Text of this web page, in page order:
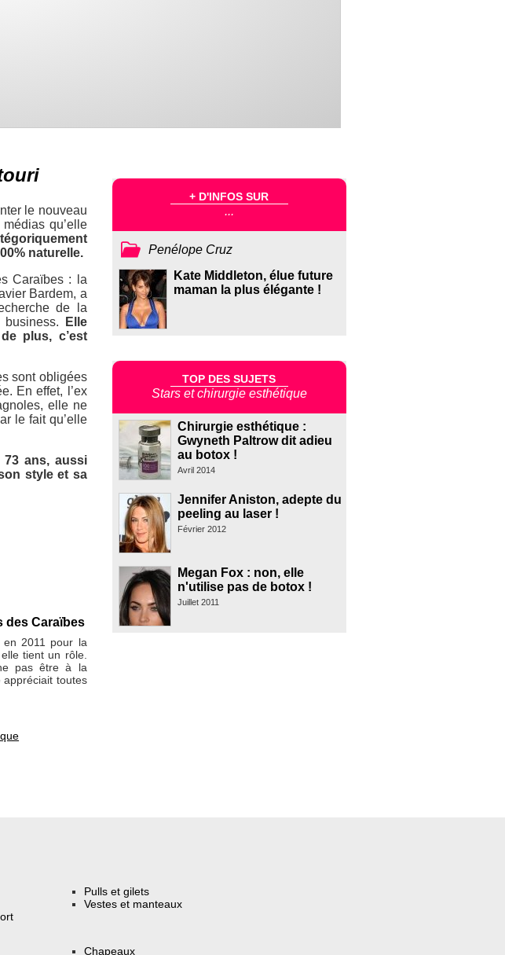
le nouveau
qu’elle
naturelle.
Caraïbes : la
Bardem, a
de la
Elle
plus, c’est
sont obligées
En effet, l’ex
elle ne
le fait qu’elle
73 ans, aussi
style et sa
des Caraïbes
en 2011 pour la
tient un rôle.
pas être à la
appréciait toutes
+ D'INFOS SUR
...
Penélope Cruz
Kate Middleton, élue future
maman la plus élégante !
TOP DES SUJETS
Stars et chirurgie esthétique
Chirurgie esthétique :
Gwyneth Paltrow dit adieu
au botox !
Avril 2014
Jennifer Aniston, adepte du
peeling au laser !
Février 2012
Megan Fox : non, elle
n'utilise pas de botox !
Juillet 2011
Pulls et gilets
Vestes et manteaux
Chapeaux